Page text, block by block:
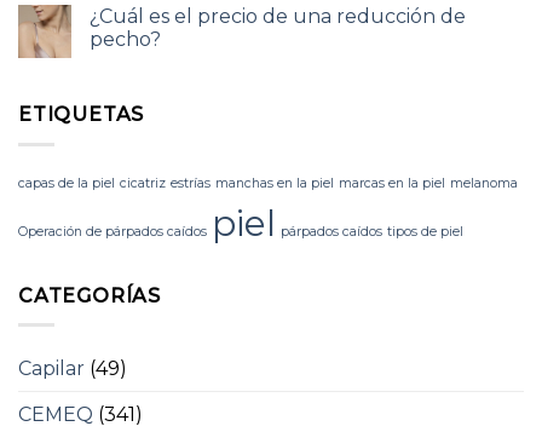
¿Cuál es el precio de una reducción de
pecho?
ETIQUETAS
capas de la piel cicatriz estrías manchas en la piel marcas en la piel melanoma
Operación de párpados caídos piel párpados caídos tipos de piel
CATEGORÍAS
Capilar (49)
CEMEQ (341)